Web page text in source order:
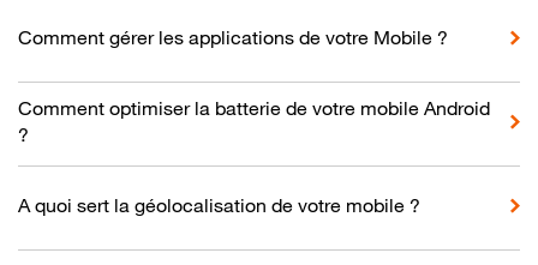
Comment gérer les applications de votre Mobile ?
Comment optimiser la batterie de votre mobile Android
?
A quoi sert la géolocalisation de votre mobile ?